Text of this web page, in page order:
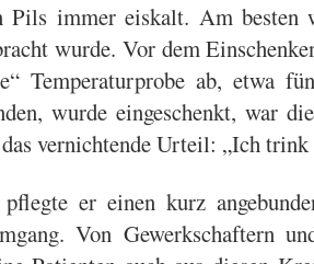
Pils immer eiskalt. Am besten
wurde. Vor dem
Temperaturprobe ab, etwa
wurde eingeschenkt, war
vernichtende Urteil: „Ich trink
er einen kurz
Von Gewerkschaftern